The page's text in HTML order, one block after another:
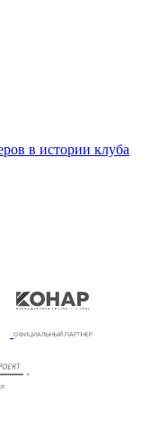
в истории клуба